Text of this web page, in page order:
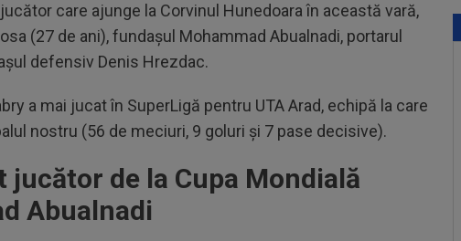
care ajunge la Corvinul Hunedoara în această vară,
(27 de ani), fundașul Mohammad Abualnadi, portarul
defensiv Denis Hrezdac.
a mai jucat în SuperLigă pentru UTA Arad, echipă la care
nostru (56 de meciuri, 9 goluri și 7 pase decisive).
jucător de la Cupa Mondială
Abualnadi